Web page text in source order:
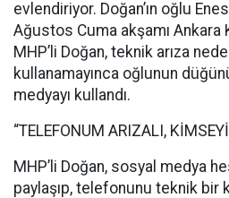
evlendiriyor. Doğan’ın oğlu
Ağustos Cuma akşamı Ankara
MHP’li Doğan, teknik arıza
kullanamayınca oğlunun
medyayı kullandı.
“TELEFONUM ARIZALI,
MHP’li Doğan, sosyal medya
paylaşıp, telefonunu teknik bir